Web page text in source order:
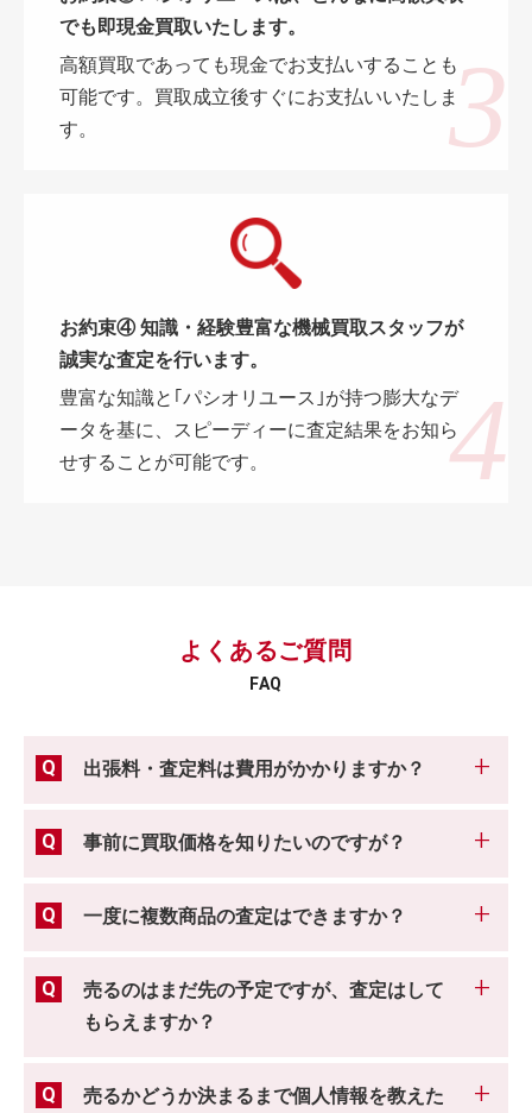
でも即現金買取いたします。
高額買取であっても現金でお支払いすることも
可能です。買取成立後すぐにお支払いいたしま
す。
お約束④ 知識・経験豊富な機械買取スタッフが
誠実な査定を行います。
豊富な知識と｢パシオリユース｣が持つ膨大なデ
ータを基に、スピーディーに査定結果をお知ら
せすることが可能です。
よくあるご質問
FAQ
出張料・査定料は費用がかかりますか？
事前に買取価格を知りたいのですが？
一度に複数商品の査定はできますか？
売るのはまだ先の予定ですが、査定はして
もらえますか？
売るかどうか決まるまで個人情報を教えた